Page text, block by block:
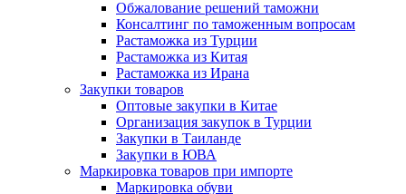
Обжалование решений таможни
Консалтинг по таможенным вопросам
Растаможка из Турции
Растаможка из Китая
Растаможка из Ирана
Закупки товаров
Оптовые закупки в Китае
Организация закупок в Турции
Закупки в Таиланде
Закупки в ЮВА
Маркировка товаров при импорте
Маркировка обуви